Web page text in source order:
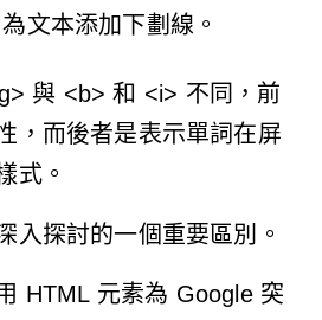
文本添加下劃線。
與 <b> 和 <i> 不同，前
，而後者是表示單詞在屏
式。
入探討的一個重要區別。
HTML 元素為 Google 突